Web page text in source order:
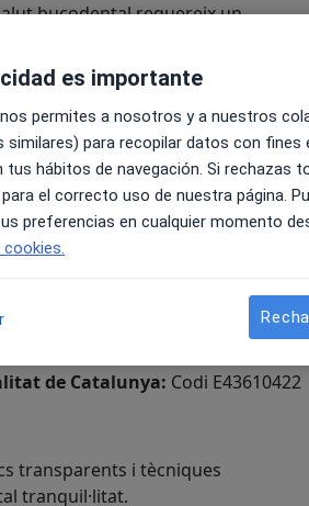
bucodental requereix un
una odontologia de màxima
de vanguardia, materials
que garanteixen tractaments
i digital.
al teu somriure a través de
avançada, on la
el màxim respecte i eficiència.
un enfocament profundament
cada pas del procés amb total
calmada, personalitzada i
de Catalunya: Codi E43610422
transparents i tècniques
tranquil·litat.
es importante
permites a nosotros y a nuestros
similares) para recopilar datos con
tus hábitos de navegación. Si rechazas
el correcto uso de nuestra página.
preferencias en cualquier momento